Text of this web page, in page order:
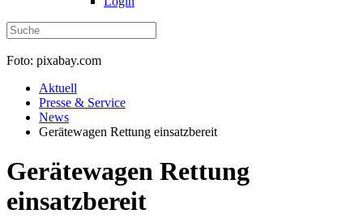
Foto: pixabay.com
Aktuell
Presse & Service
News
Gerätewagen Rettung einsatzbereit
Gerätewagen Rettung
einsatzbereit